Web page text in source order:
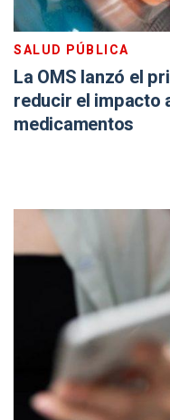
SALUD PÚBLICA
La OMS lanzó el
reducir el impacto
medicamentos